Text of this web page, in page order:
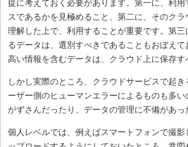
提に考えておく必要があります。第一に、利
スであるかを見極めること、第二に、そのクラ
理解した上で、利用することが重要です。第
るデータは、選別すべきであることもおぼえ
高い情報を含むデータは、クラウド上に保存す
しかし実際のところ、クラウドサービスで起
ーザー側のヒューマンエラーによるものも多
がずさんだったり、データの管理に不備があっ
個人レベルでは、例えばスマートフォンで撮